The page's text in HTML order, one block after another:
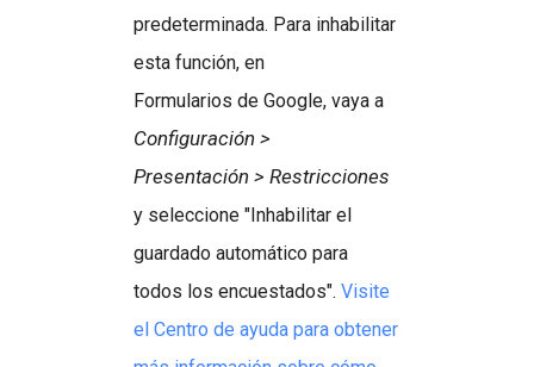
predeterminada. Para inhabilitar
esta función, en
Formularios de Google, vaya a
Configuración >
Presentación > Restricciones
y seleccione "Inhabilitar el
guardado automático para
todos los encuestados". Visite
el Centro de ayuda para obtener